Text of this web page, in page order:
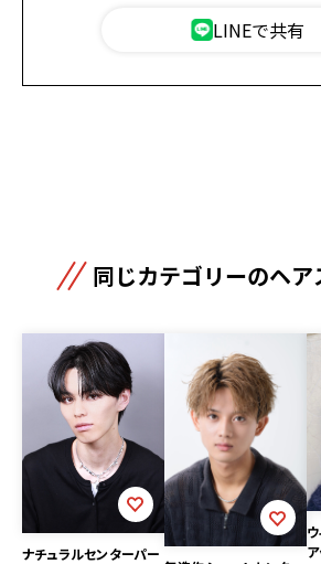
LINEで共有
同じカテゴリーのヘ
ナチュラルセンターパー